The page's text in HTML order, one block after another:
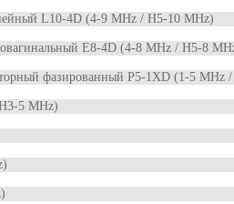
L10-4D (4-9 MHz / H5-10 MHz)
E8-4D (4-8 MHz / H5-8
фазированный P5-1XD (1-5 MHz
5 MHz)